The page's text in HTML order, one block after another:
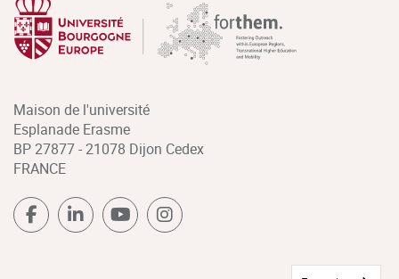
Maison de l'université
Esplanade Erasme
BP 27877 - 21078 Dijon Cedex
FRANCE